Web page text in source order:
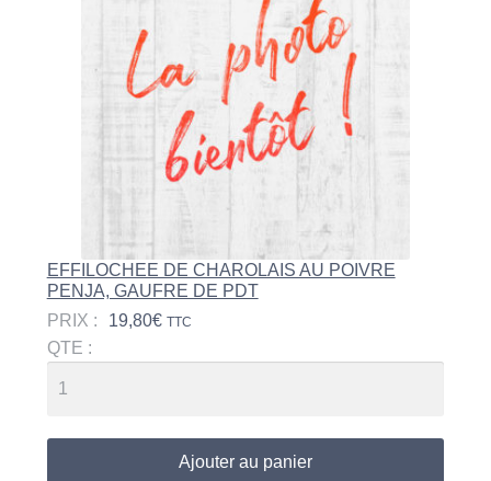
EFFILOCHEE DE CHAROLAIS AU POIVRE
PENJA, GAUFRE DE PDT
PRIX :
19,80€ TTC
QTE :
Ajouter au panier